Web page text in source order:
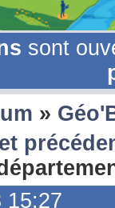
sont
»
15:27